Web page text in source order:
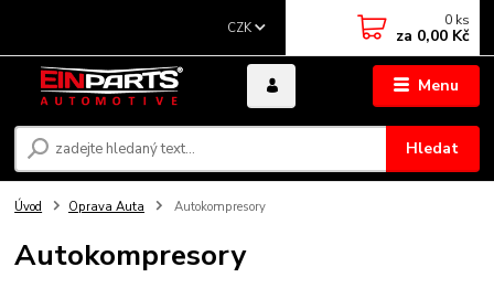
Menu
CZK
Hledat
0 ks
za 0,00 Kč
Úvod Oprava Auta Autokompresory
Autokompresory